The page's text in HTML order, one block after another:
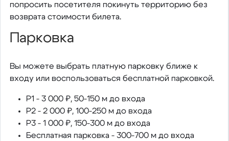
попросить посетителя покинуть территорию без
возврата стоимости билета.
Парковка
Вы можете выбрать платную парковку ближе к
входу или воспользоваться бесплатной парковкой.
Р1 - 3 000 ₽, 50-150 м до входа
Р2 - 2 000 ₽, 100-250 м до входа
Р3 - 1 000 ₽, 150-300 м до входа
Бесплатная парковка - 300-700 м до входа